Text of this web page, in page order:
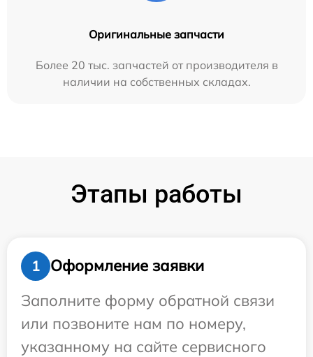
Оригинальные запчасти
Более 20 тыс. запчастей от производителя в
наличии на собственных складах.
Этапы работы
1
Оформление заявки
Заполните форму обратной связи
или позвоните нам по номеру,
указанному на сайте сервисного